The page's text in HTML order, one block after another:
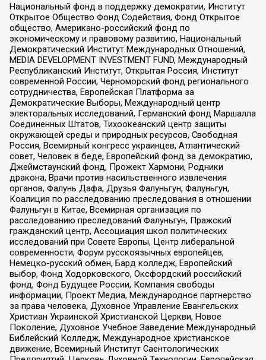
Национальный фонд в поддержку демократии, Институт
Открытое Общество Фонд Содействия, Фонд Открытое
общество, Американо-российский фонд по
экономическому и правовому развитию, Национальный
Демократический Институт Международных Отношений,
MEDIA DEVELOPMENT INVESTMENT FUND, Международный
Республиканский Институт, Открытая Россия, Институт
современной России, Черноморский фонд регионального
сотрудничества, Европейская Платформа за
Демократические Выборы, Международный центр
электоральных исследований, Германский фонд Маршалла
Соединенных Штатов, Тихоокеанский центр защиты
окружающей среды и природных ресурсов, Свободная
Россия, Всемирный конгресс украинцев, Атлантический
совет, Человек в беде, Европейский фонд за демократию,
Джеймстаунский фонд, Прожект Хармони, Родники
дракона, Врачи против насильственного извлечения
органов, Фалунь Дафа, Друзья Фалуньгун, Фалуньгун,
Коалиция по расследованию преследования в отношении
Фалуньгун в Китае, Всемирная организация по
расследованию преследований Фалуньгун, Пражский
гражданский центр, Ассоциация школ политических
исследований при Совете Европы, Центр либеральной
современности, Форум русскоязычных европейцев,
Немецко-русский обмен, Бард колледж, Европейский
выбор, Фонд Ходорковского, Оксфордский российский
фонд, Фонд Будущее России, Компания свободы
информации, Проект Медиа, Международное партнерство
за права человека, Духовное Управление Евангельских
Христиан Украинской Христианской Церкви, Новое
Поколение, Духовное Учебное Заведение Международный
Библейский Колледж, Международное христианское
движение, Всемирный Институт Саентологических